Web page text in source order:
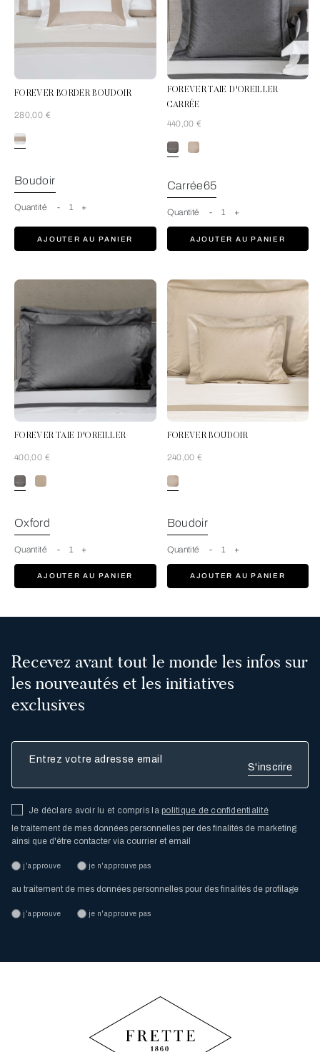
FOREVER BORDER BOUDOIR
280,00 €
Boudoir
Quantité - 1 +
AJOUTER AU PANIER
FOREVER TAIE D'OREILLER
CARRÉE
440,00 €
Carrée65
Quantité - 1 +
AJOUTER AU PANIER
FOREVER TAIE D'OREILLER
400,00 €
Gris-Marron
Oxford
Quantité - 1 +
AJOUTER AU PANIER
FOREVER BOUDOIR
240,00 €
Boudoir
Quantité - 1 +
AJOUTER AU PANIER
Recevez avant tout le monde les infos sur
les nouveautés et les initiatives
exclusives
Je déclare avoir lu et compris lapolitique de confidentialité
le traitement de mes données personnelles per des finalités de marketing
ainsi que d'être contacter via courrier et email
j'approuve je n'approuve pas
au traitement de mes données personnelles pour des finalités de profilage
j'approuve je n'approuve pas